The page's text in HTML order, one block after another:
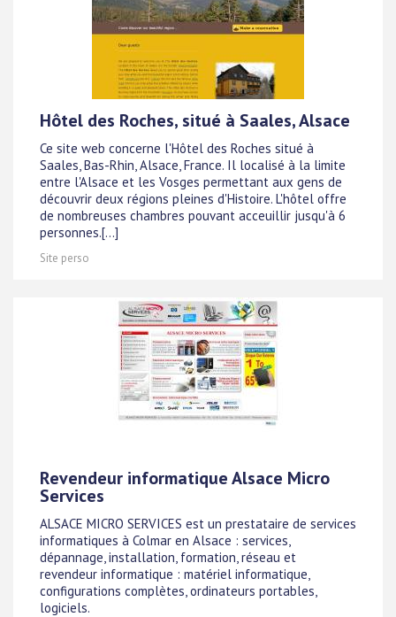
Hôtel des Roches, situé à Saales, Alsace
Ce site web concerne l'Hôtel des Roches situé à
Saales, Bas-Rhin, Alsace, France. Il localisé à la limite
entre l'Alsace et les Vosges permettant aux gens de
découvrir deux régions pleines d'Histoire. L'hôtel offre
de nombreuses chambres pouvant acceuillir jusqu'à 6
personnes.[...]
Site perso
Revendeur informatique Alsace Micro
Services
ALSACE MICRO SERVICES est un prestataire de services
informatiques à Colmar en Alsace : services,
dépannage, installation, formation, réseau et
revendeur informatique : matériel informatique,
configurations complètes, ordinateurs portables,
logiciels.